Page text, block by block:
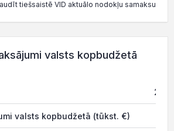
tiešsaistē VID aktuālo nodokļu samaksu
valsts kopbudžetā
2025
valsts kopbudžetā (tūkst. €)